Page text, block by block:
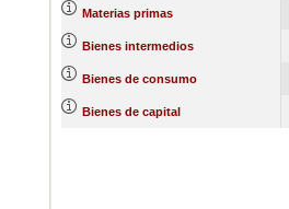
Materias primas
Bienes intermedios
Bienes de consumo
Bienes de capital